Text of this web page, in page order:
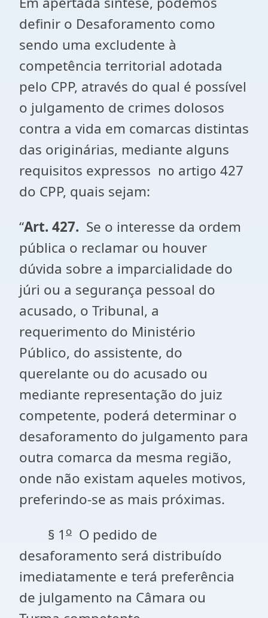
definir o Desaforamento como
sendo uma excludente à
competência territorial adotada
pelo CPP, através do qual é possível
o julgamento de crimes dolosos
contra a vida em comarcas distintas
das originárias, mediante alguns
requisitos expressos no artigo 427
do CPP, quais sejam:
“Art. 427. Se o interesse da ordem
pública o reclamar ou houver
dúvida sobre a imparcialidade do
júri ou a segurança pessoal do
acusado, o Tribunal, a
requerimento do Ministério
Público, do assistente, do
querelante ou do acusado ou
mediante representação do juiz
competente, poderá determinar o
desaforamento do julgamento para
outra comarca da mesma região,
onde não existam aqueles motivos,
preferindo-se as mais próximas.
§ 1 o O pedido de
desaforamento será distribuído
imediatamente e terá preferência
de julgamento na Câmara ou